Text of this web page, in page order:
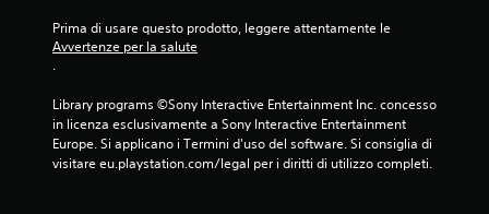
u
t
Prima di usare questo prodotto, leggere attentamente le
Avvertenze per la salute
.
Library programs ©Sony Interactive Entertainment Inc. concesso
in licenza esclusivamente a Sony Interactive Entertainment
Europe. Si applicano i Termini d'uso del software. Si consiglia di
visitare eu.playstation.com/legal per i diritti di utilizzo completi.